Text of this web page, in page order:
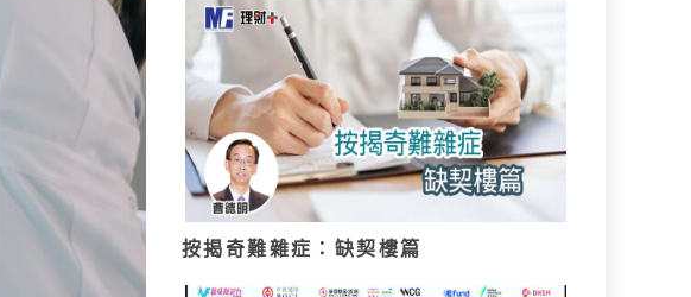
按揭奇難雜症：缺契樓篇